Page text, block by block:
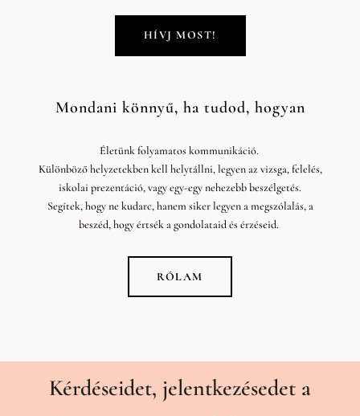
HÍVJ MOST!
Mondani könnyű, ha tudod, hogyan
Életünk folyamatos kommunikáció.
Különböző helyzetekben kell helytállni, legyen az vizsga, felelés,
iskolai prezentáció, vagy egy-egy nehezebb beszélgetés.
Segítek, hogy ne kudarc, hanem siker legyen a megszólalás, a
beszéd, hogy értsék a gondolataid és érzéseid.
RÓLAM
Kérdéseidet, jelentkezésedet a